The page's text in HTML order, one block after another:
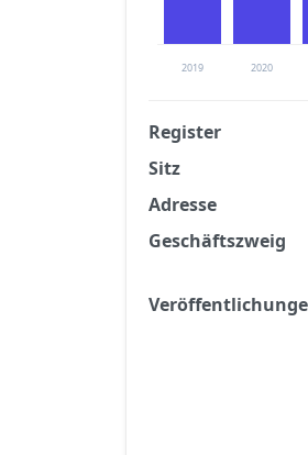
2019 2020
Register
Sitz
Adresse
Geschäftszweig